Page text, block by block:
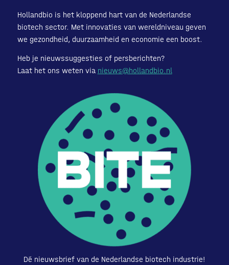
Hollandbio is het kloppend hart van de Nederlandse
biotech sector. Met innovaties van wereldniveau geven
we gezondheid, duurzaamheid en economie een boost.
Heb je nieuwssuggesties of persberichten?
Laat het ons weten via nieuws@hollandbio.nl
Dé nieuwsbrief van de Nederlandse biotech industrie!